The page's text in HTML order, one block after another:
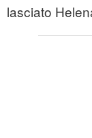
lasciato